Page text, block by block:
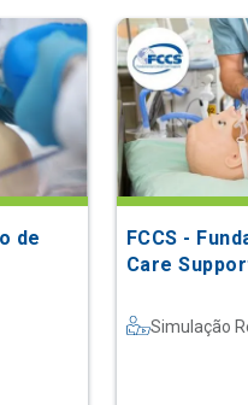
de
FCCS -
Care
Simulação